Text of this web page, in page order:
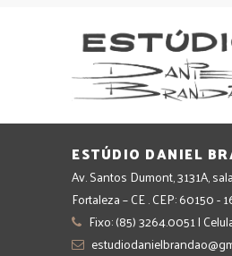
ESTÚDIO DANIEL
Av. Santos Dumont, 3131A,
Fortaleza – CE . CEP: 60150 -
Fixo: (85) 3264.0051 |